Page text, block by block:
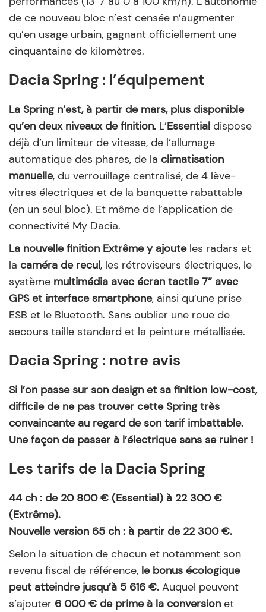
de ce nouveau bloc n’est censée n’augmenter
qu’en usage urbain, gagnant officiellement une
cinquantaine de kilomètres.
Dacia Spring : l’équipement
La Spring n’est, à partir de mars, plus disponible
qu’en deux niveaux de finition. L’Essential dispose
déjà d’un limiteur de vitesse, de l’allumage
automatique des phares, de la climatisation
manuelle, du verrouillage centralisé, de 4 lève-
vitres électriques et de la banquette rabattable
(en un seul bloc). Et même de l’application de
connectivité My Dacia.
La nouvelle finition Extrême y ajouteles radars et
la caméra de recul, les rétroviseurs électriques, le
système multimédia avec écran tactile 7” avec
GPS et interface smartphone, ainsi qu’une prise
ESB et le Bluetooth. Sans oublier une roue de
secours taille standard et la peinture métallisée.
Dacia Spring : notre avis
Si l’on passe sur son design et sa finition low-cost,
difficile de ne pas trouver cette Spring très
convaincante au regard de son tarif imbattable.
Une façon de passer à l’électrique sans se ruiner !
Les tarifs de la Dacia Spring
44 ch : de 20 800 € (Essential) à 22 300 €
(Extrême).
Nouvelle version 65 ch : à partir de 22 300 €.
Selon la situation de chacun et notamment son
revenu fiscal de référence, le bonus écologique
peut atteindre jusqu’à 5 616 €. Auquel peuvent
s’ajouter 6 000 € de prime à la conversion et